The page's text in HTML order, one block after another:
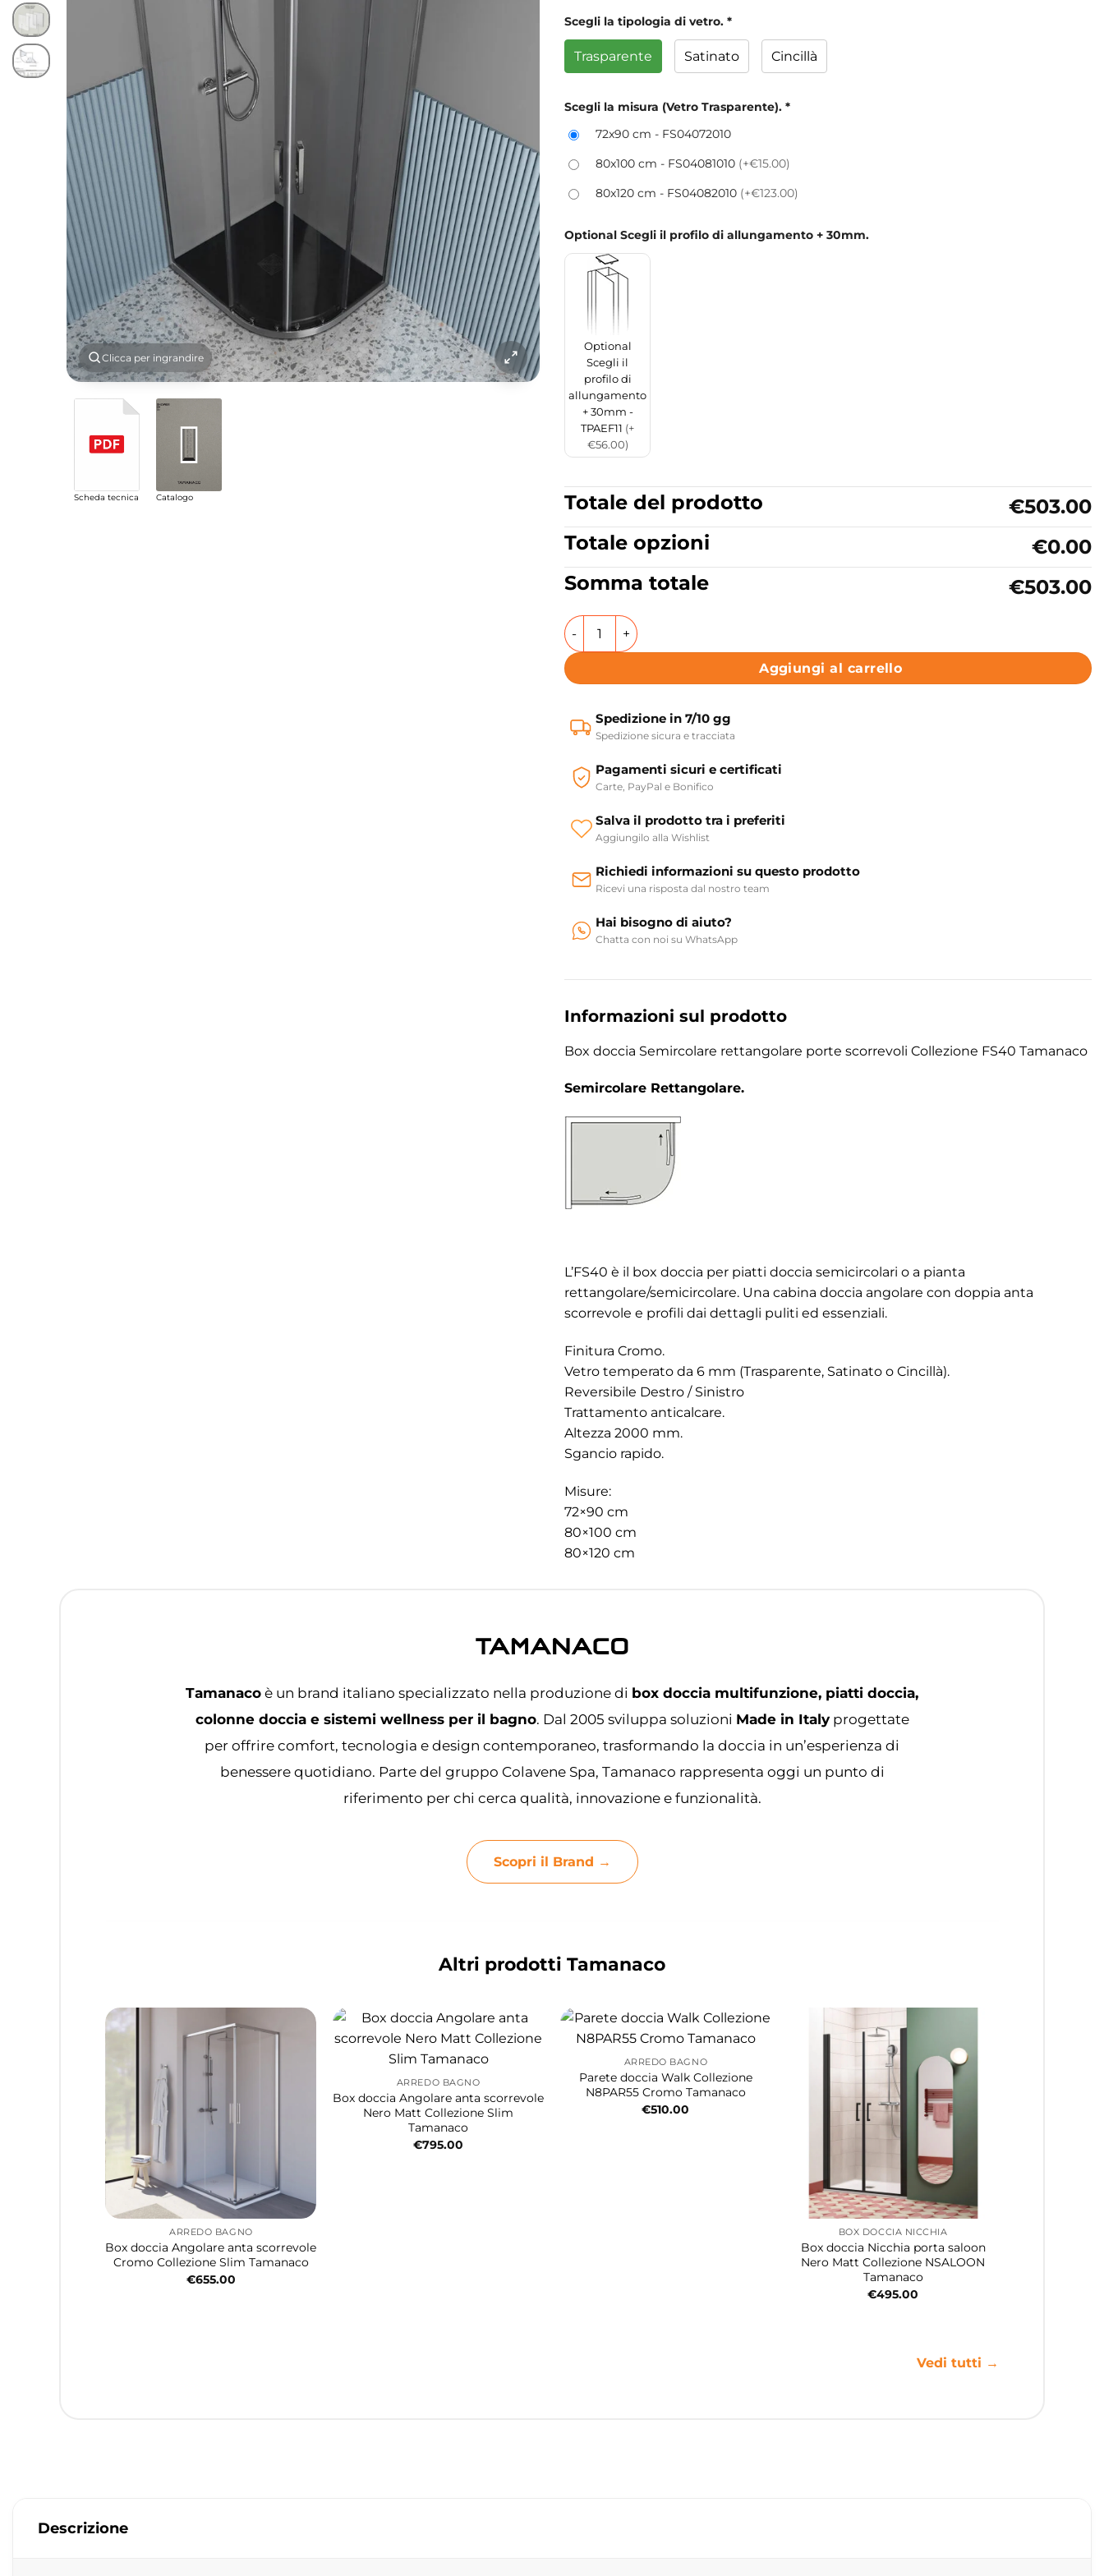
Clicca per ingrandire
Scheda tecnica Catalogo
Scegli la tipologia di vetro. *
Trasparente Satinato Cincillà
Scegli la misura (Vetro Trasparente). *
72x90 cm - FS04072010
80x100 cm - FS04081010 (+€15.00)
80x120 cm - FS04082010 (+€123.00)
Optional Scegli il profilo di allungamento + 30mm.
Optional
Scegli il
profilo di
allungamento
+ 30mm -
TPAEF11 (+
€56.00)
Totale del prodotto
€503.00
Totale opzioni
€0.00
Somma totale
€503.00
Box doccia Semircolare rettangolare porte scorrevoli Collezione FS40 Tamanaco quantità
Aggiungi al carrello
Spedizione in 7/10 gg
Spedizione sicura e tracciata
Pagamenti sicuri e certificati
Carte, PayPal e Bonifico
Salva il prodotto tra i preferiti
Aggiungilo alla Wishlist
Richiedi informazioni su questo prodotto
Ricevi una risposta dal nostro team
Hai bisogno di aiuto?
Chatta con noi su WhatsApp
Informazioni sul prodotto
Box doccia Semircolare rettangolare porte scorrevoli Collezione FS40 Tamanaco
Semircolare Rettangolare.
L’FS40 è il box doccia per piatti doccia semicircolari o a pianta
rettangolare/semicircolare. Una cabina doccia angolare con doppia anta
scorrevole e profili dai dettagli puliti ed essenziali.
Finitura Cromo.
Vetro temperato da 6 mm (Trasparente, Satinato o Cincillà).
Reversibile Destro / Sinistro
Trattamento anticalcare.
Altezza 2000 mm.
Sgancio rapido.
Misure:
72×90 cm
80×100 cm
80×120 cm
Tamanaco è un brand italiano specializzato nella produzione di box doccia multifunzione, piatti doccia,
colonne doccia e sistemi wellness per il bagno. Dal 2005 sviluppa soluzioni Made in Italyprogettate
per offrire comfort, tecnologia e design contemporaneo, trasformando la doccia in un’esperienza di
benessere quotidiano. Parte del gruppo Colavene Spa, Tamanaco rappresenta oggi un punto di
riferimento per chi cerca qualità, innovazione e funzionalità.
Scopri il Brand →
Altri prodotti Tamanaco
ARREDO BAGNO
Box doccia Angolare anta scorrevole
Cromo Collezione Slim Tamanaco
€655.00
ARREDO BAGNO
Box doccia Angolare anta scorrevole
Nero Matt Collezione Slim
Tamanaco
€795.00
ARREDO BAGNO
Parete doccia Walk Collezione
N8PAR55 Cromo Tamanaco
€510.00
BOX DOCCIA NICCHIA
Box doccia Nicchia porta saloon
Nero Matt Collezione NSALOON
Tamanaco
€495.00
Vedi tutti →
Descrizione